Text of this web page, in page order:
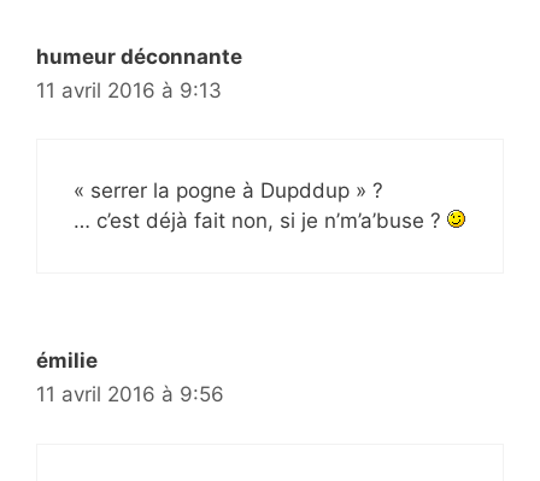
humeur déconnante
11 avril 2016 à 9:13
« serrer la pogne à Dupddup » ?
… c’est déjà fait non, si je n’m’a’buse ?
émilie
11 avril 2016 à 9:56